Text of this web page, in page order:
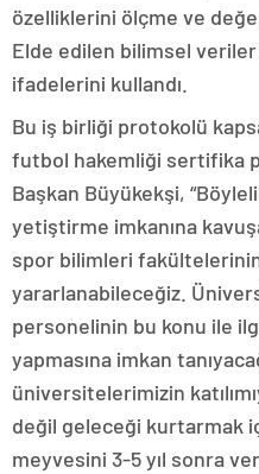
özelliklerini ölçme ve
Elde edilen bilimsel
ifadelerini kullandı.
Bu iş birliği protokolü
futbol hakemliği sertifika
Başkan Büyükekşi,
yetiştirme imkanına
spor bilimleri
yararlanabileceğiz.
personelinin bu konu ile
yapmasına imkan
üniversitelerimizin
değil geleceği kurtarmak
meyvesini 3-5 yıl sonra